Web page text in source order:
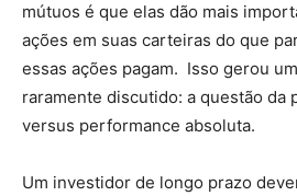
mútuos é que elas dão mais
ações em suas carteiras do que
essas ações pagam. Isso gerou
raramente discutido: a questão da
versus performance absoluta.
Um investidor de longo prazo